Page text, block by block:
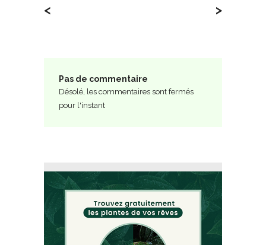
< >
Pas de commentaire
Désolé, les commentaires sont fermés
pour l'instant